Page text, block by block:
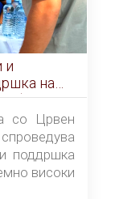
и
на
бран
со Црвен
поддршка
високи